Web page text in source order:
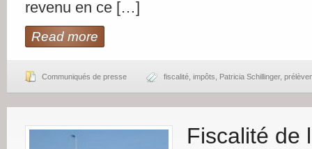
revenu en ce […]
Read more
Communiqués de presse fiscalité impôts Patricia Schillinger,
Fiscalité de